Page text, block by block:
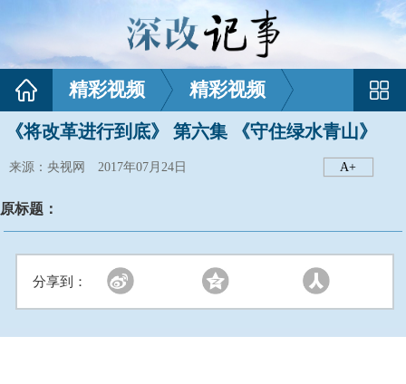
精彩视频 精彩视频
《将改革进行到底》 第六集 《守住绿水青山》
来源：央视网 2017年07月24日 A+
原标题：
分享到：